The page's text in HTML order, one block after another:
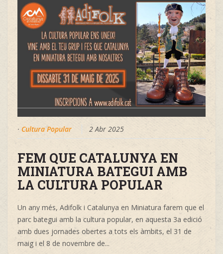
· Cultura Popular 2 Abr 2025
FEM QUE CATALUNYA EN
MINIATURA BATEGUI AMB
LA CULTURA POPULAR
Un any més, Adifolk i Catalunya en Miniatura farem que el
parc bategui amb la cultura popular, en aquesta 3a edició
amb dues jornades obertes a tots els àmbits, el 31 de
maig i el 8 de novembre de...